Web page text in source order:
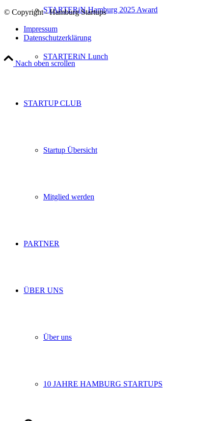
STARTERiN Hamburg 2025 Award
STARTERiN Lunch
STARTUP CLUB
Startup Übersicht
Mitglied werden
PARTNER
ÜBER UNS
Über uns
10 JAHRE HAMBURG STARTUPS
© Copyright - Hamburg Startups
Impressum
Datenschutzerklärung
Nach oben scrollen